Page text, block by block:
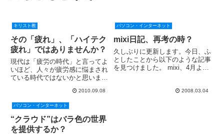
キリスト教
その「疲れ」、「ハイテク
疲れ」ではありませんか？
現代は「疲労の時代」と言ってよ
いほど、人々が疲労感に悩まされ
ている時代ではないかと思いま
せん。夜、首回りが痛くなり、翌
日偏頭痛を感じることが、月２～
３回はあるようになってきまし
た。そんな中で、なかなか考えさ
せら...
2010.09.08
パソコン・インターネット
mixi日記、再考の時？
久しぶりに更新します。今日、ふ
としたことから以下のような記事
を見つけました。 mixi、4月より
加 この記事によれば、mixiで日
2008.03.04
パソコン・インターネット
“クラウド”はバラ色の世界
を提供するか？